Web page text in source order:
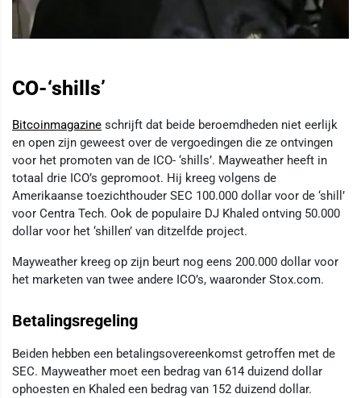
CO-‘shills’
Bitcoinmagazine schrijft dat beide beroemdheden niet eerlijk
en open zijn geweest over de vergoedingen die ze ontvingen
voor het promoten van de ICO- ‘shills’. Mayweather heeft in
totaal drie ICO’s gepromoot. Hij kreeg volgens de
Amerikaanse toezichthouder SEC 100.000 dollar voor de ‘shill’
voor Centra Tech. Ook de populaire DJ Khaled ontving 50.000
dollar voor het ‘shillen’ van ditzelfde project.
Mayweather kreeg op zijn beurt nog eens 200.000 dollar voor
het marketen van twee andere ICO’s, waaronder Stox.com.
Betalingsregeling
Beiden hebben een betalingsovereenkomst getroffen met de
SEC. Mayweather moet een bedrag van 614 duizend dollar
ophoesten en Khaled een bedrag van 152 duizend dollar.